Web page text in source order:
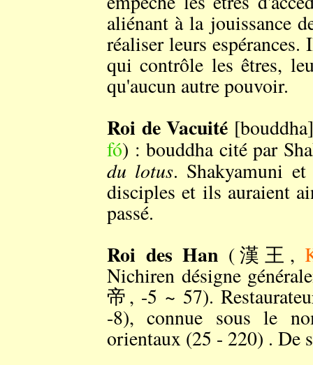
aliénant à la jouissance
réaliser leurs
qui contrôle les êtres,
qu'aucun autre pouvoir.
Roi de Vacuité
fó) : bouddha cité par
du lotus. Shakyamuni
disciples et ils auraient
passé.
Roi des Han (漢王,
Nichiren désigne
帝, -5 ~ 57).
-8), connue sous le
orientaux (25 - 220) . De